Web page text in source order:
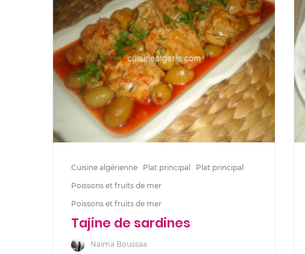
Cuisine algérienne Plat principal
Plat principal
Poissons et fruits de mer
Poissons et fruits de mer
Tajine de sardines
Naima Boussaa